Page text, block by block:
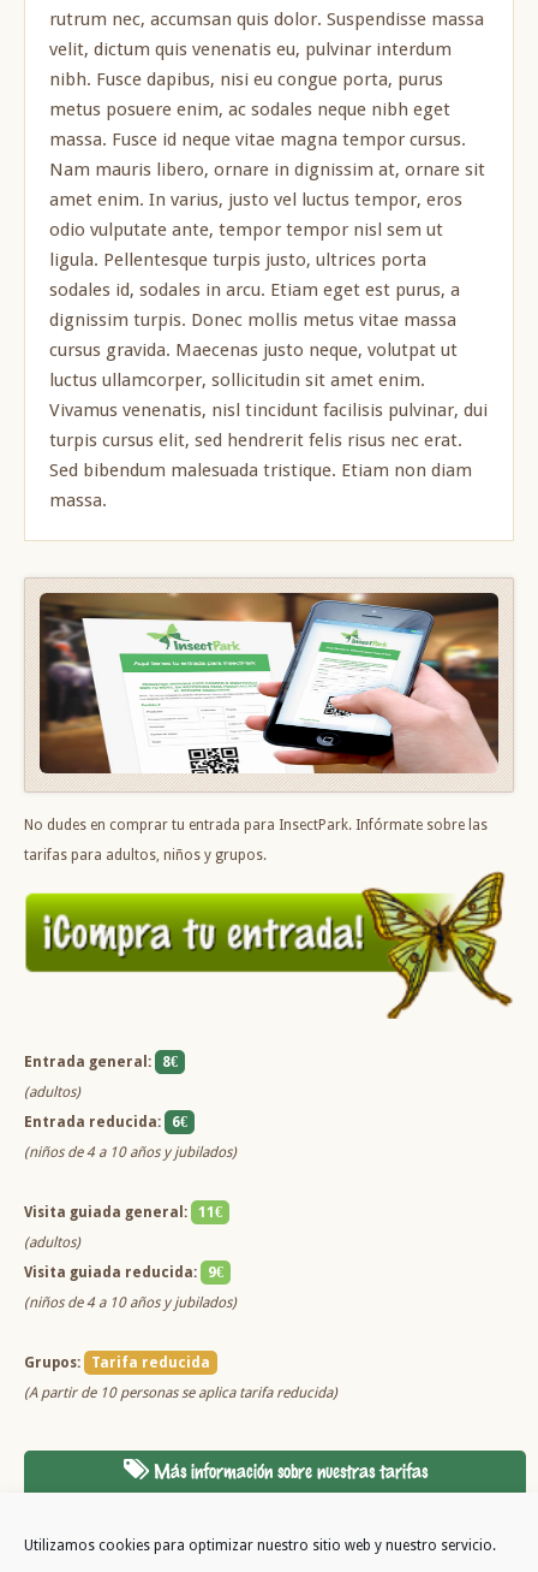
Utilizamos cookies para optimizar nuestro sitio web y nuestro servicio.
rutrum nec, accumsan quis dolor. Suspendisse massa
velit, dictum quis venenatis eu, pulvinar interdum
nibh. Fusce dapibus, nisi eu congue porta, purus
metus posuere enim, ac sodales neque nibh eget
massa. Fusce id neque vitae magna tempor cursus.
Nam mauris libero, ornare in dignissim at, ornare sit
amet enim. In varius, justo vel luctus tempor, eros
odio vulputate ante, tempor tempor nisl sem ut
ligula. Pellentesque turpis justo, ultrices porta
sodales id, sodales in arcu. Etiam eget est purus, a
dignissim turpis. Donec mollis metus vitae massa
cursus gravida. Maecenas justo neque, volutpat ut
luctus ullamcorper, sollicitudin sit amet enim.
Vivamus venenatis, nisl tincidunt facilisis pulvinar, dui
turpis cursus elit, sed hendrerit felis risus nec erat.
Sed bibendum malesuada tristique. Etiam non diam
massa.
No dudes en comprar tu entrada para InsectPark. Infórmate sobre las
tarifas para adultos, niños y grupos.
Entrada general:
8€
(adultos)
Entrada reducida:
6€
(niños de 4 a 10 años y jubilados)
Visita guiada general:
11€
(adultos)
Visita guiada reducida:
9€
(niños de 4 a 10 años y jubilados)
Grupos:
Tarifa reducida
(A partir de 10 personas se aplica tarifa reducida)
Más información sobre nuestras tarifas